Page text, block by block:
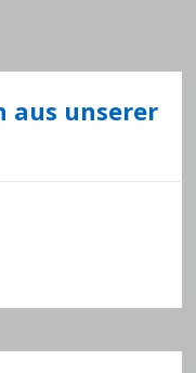
aus unserer